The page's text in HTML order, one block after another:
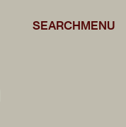
SEARCHMENU